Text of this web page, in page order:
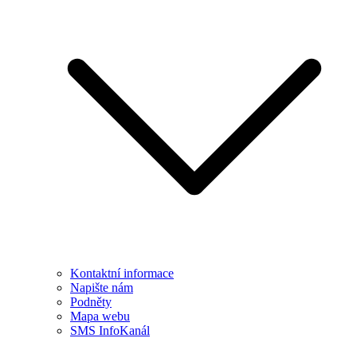
Kontaktní informace
Napište nám
Podněty
Mapa webu
SMS InfoKanál